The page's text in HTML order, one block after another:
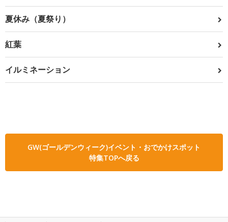
夏休み（夏祭り）
紅葉
イルミネーション
GW(ゴールデンウィーク)イベント・おでかけスポット
特集TOPへ戻る